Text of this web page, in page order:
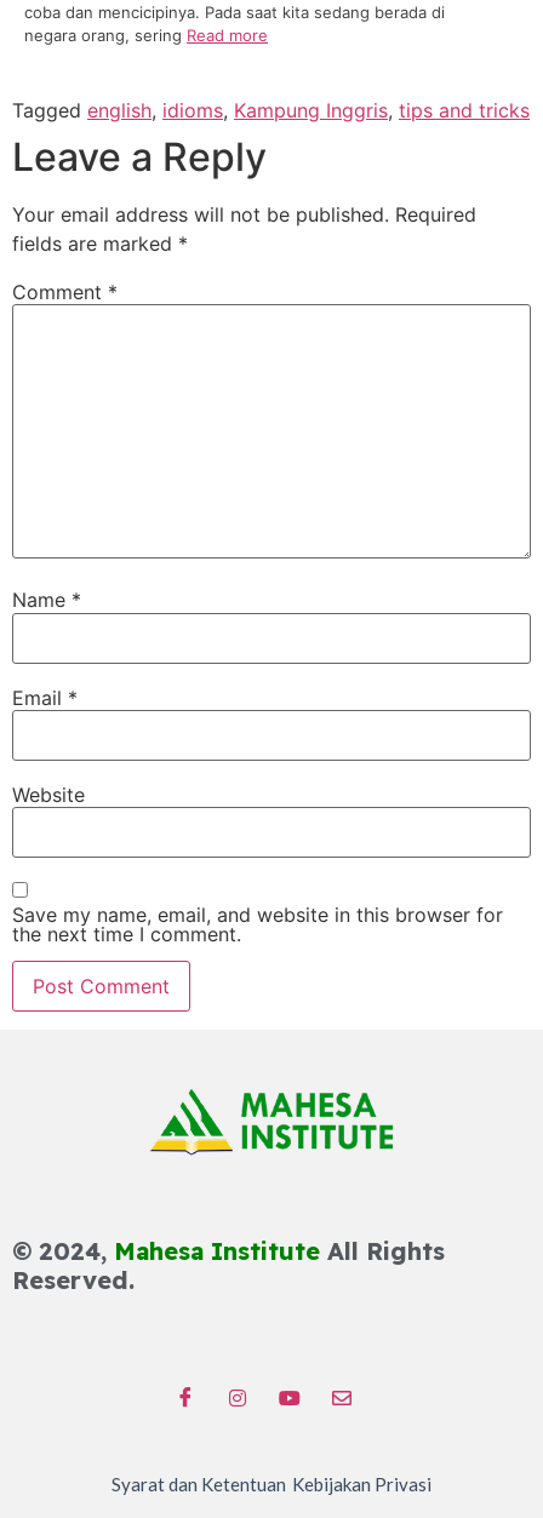
coba dan mencicipinya. Pada saat kita sedang berada di
negara orang, sering Read more
Tagged english, idioms, Kampung Inggris, tips and tricks
Leave a Reply
Your email address will not be published. Required
fields are marked *
Comment *
Name *
Email *
Website
Save my name, email, and website in this browser for
the next time I comment.
© 2024, Mahesa Institute All Rights
Reserved.
Syarat dan Ketentuan Kebijakan Privasi